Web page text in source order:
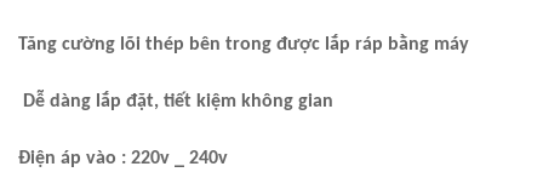
Tăng cường lõi thép bên trong được lắp ráp bằng máy
Dễ dàng lắp đặt, tiết kiệm không gian
Điện áp vào : 220v _ 240v